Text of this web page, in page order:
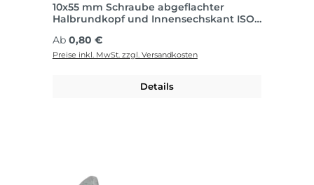
10x55 mm Schraube abgeflachter
Halbrundkopf und Innensechskant ISO
(ZFSHL)
Regulärer Preis:
Ab 0,80 €
Preise inkl. MwSt. zzgl. Versandkosten
Details